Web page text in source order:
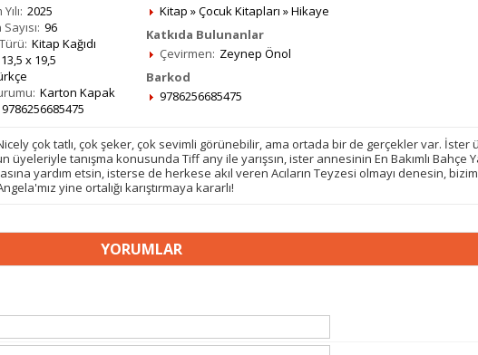
2025
96
Kitap Kağıdı
13,5 x 19,5
Karton Kapak
9786256685475
Kitap »Çocuk Kitapları »Hikaye
Katkıda Bulunanlar
Çevirmen: Zeynep Önol
Barkod
9786256685475
çok tatlı, çok şeker, çok sevimli görünebilir, ama ortada bir de gerçekler var. İster
üyeleriyle tanışma konusunda Tiff any ile yarışsın, ister annesinin En Bakımlı Bahçe
yardım etsin, isterse de herkese akıl veren Acıların Teyzesi olmayı denesin,
yine ortalığı karıştırmaya kararlı!
YORUMLAR